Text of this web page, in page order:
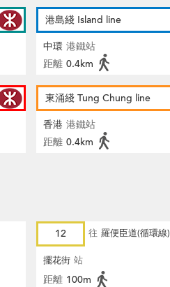
港島綫 Island line
中環 港鐵站
距離 0.4km
東涌綫 Tung Chung line
香港 港鐵站
距離 0.4km
12 往 羅便臣道(循環線)
擺花街 站
距離 100m